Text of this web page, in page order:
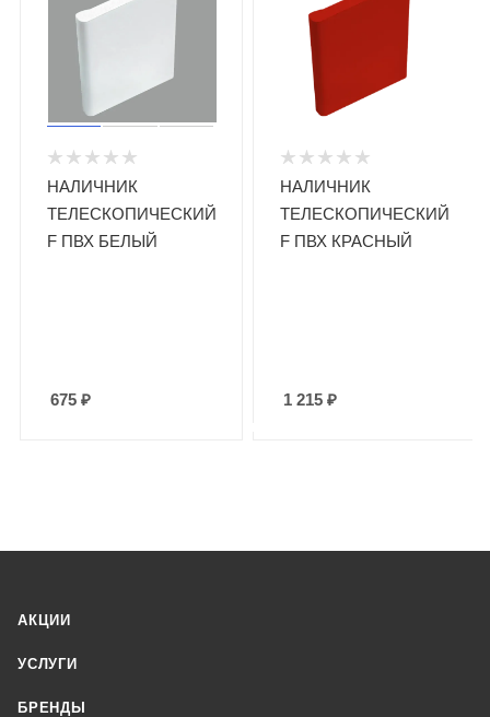
НАЛИЧНИК
ТЕЛЕСКОПИЧЕСКИЙ
F ПВХ БЕЛЫЙ
675 ₽
НАЛИЧНИК
ТЕЛЕСКОПИЧЕСКИЙ
F ПВХ КРАСНЫЙ
1 215 ₽
АКЦИИ
УСЛУГИ
БРЕНДЫ